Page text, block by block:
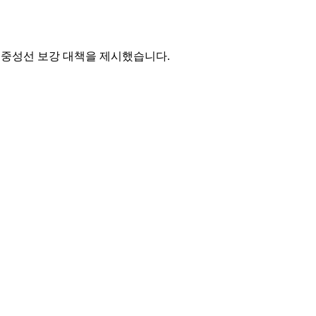
성선 보강 대책을 제시했습니다.